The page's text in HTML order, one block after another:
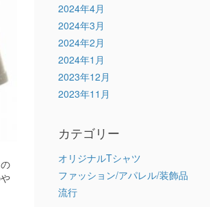
2024年4月
2024年3月
2024年2月
2024年1月
2023年12月
2023年11月
カテゴリー
オリジナルTシャツ
ファッション/アパレル/装飾品
流行